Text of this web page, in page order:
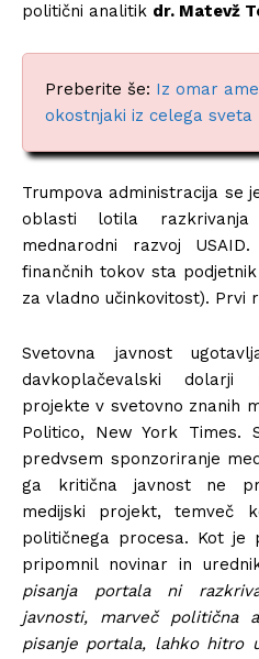
politični analitik dr. Matevž
Preberite še: Iz omar
okostnjaki iz celega sveta
Trumpova administracija se
oblasti lotila
mednarodni razvoj
finančnih tokov sta podjetnik
za vladno učinkovitost). Prvi
Svetovna javnost
davkoplačevalski
projekte v svetovno znanih
Politico, New York Times.
predvsem sponzoriranje
ga kritična javnost ne
medijski projekt, temveč
političnega procesa. Kot je
pripomnil novinar in
pisanja portala ni
javnosti, marveč politična
pisanje portala, lahko hitro